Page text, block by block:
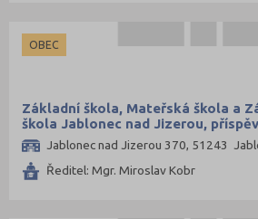
OBEC
Základní škola, Mateřská škola a
škola Jablonec nad Jizerou,
Jablonec nad Jizerou 370, 51243
Ředitel: Mgr. Miroslav Kobr